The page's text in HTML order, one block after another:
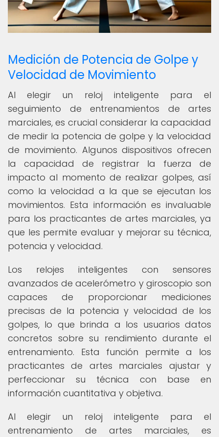
Medición de Potencia de Golpe y
Velocidad de Movimiento
Al elegir un reloj inteligente para el
seguimiento de entrenamientos de artes
marciales, es crucial considerar la capacidad
de medir la potencia de golpe y la velocidad
de movimiento. Algunos dispositivos ofrecen
la capacidad de registrar la fuerza de
impacto al momento de realizar golpes, así
como la velocidad a la que se ejecutan los
movimientos. Esta información es invaluable
para los practicantes de artes marciales, ya
que les permite evaluar y mejorar su técnica,
potencia y velocidad.
Los relojes inteligentes con sensores
avanzados de acelerómetro y giroscopio son
capaces de proporcionar mediciones
precisas de la potencia y velocidad de los
golpes, lo que brinda a los usuarios datos
concretos sobre su rendimiento durante el
entrenamiento. Esta función permite a los
practicantes de artes marciales ajustar y
perfeccionar su técnica con base en
información cuantitativa y objetiva.
Al elegir un reloj inteligente para el
entrenamiento de artes marciales, es